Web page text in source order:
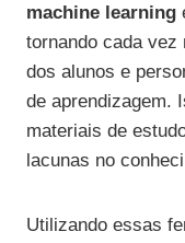
machine learning
tornando cada vez
dos alunos e
de aprendizagem.
materiais de
lacunas no
Utilizando essas